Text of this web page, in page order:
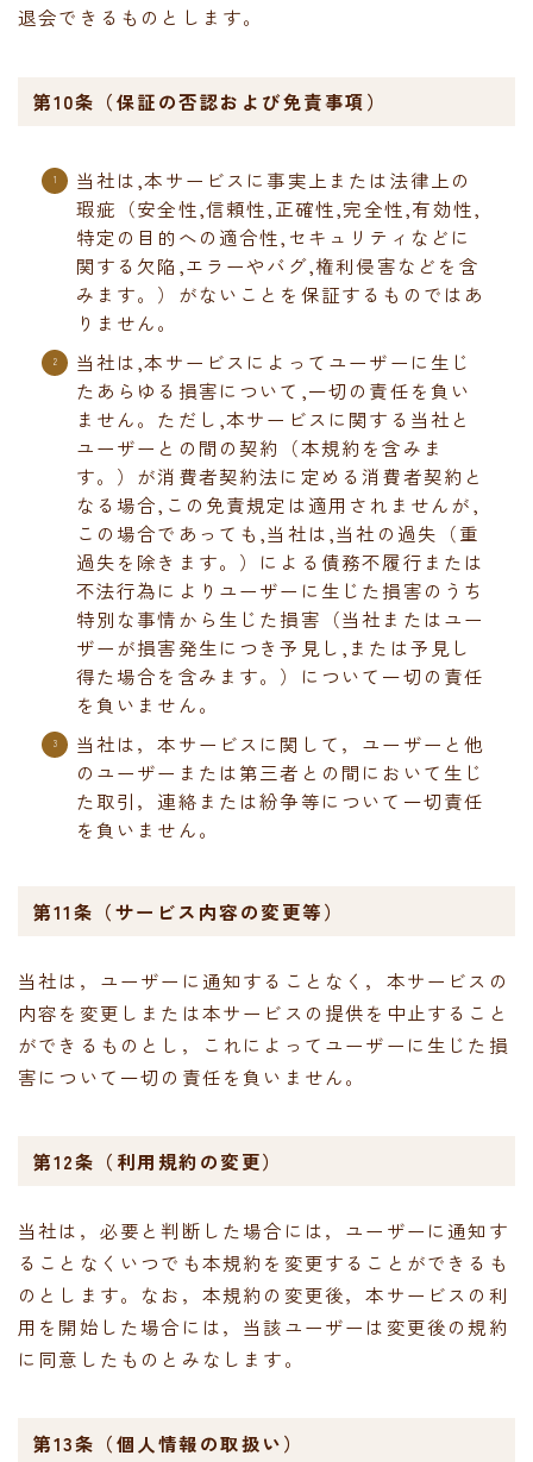
退会できるものとします。
第10条（保証の否認および免責事項）
当社は,本サービスに事実上または法律上の
瑕疵（安全性,信頼性,正確性,完全性,有効性,
特定の目的への適合性,セキュリティなどに
関する欠陥,エラーやバグ,権利侵害などを含
みます。）がないことを保証するものではあ
りません。
当社は,本サービスによってユーザーに生じ
たあらゆる損害について,一切の責任を負い
ません。ただし,本サービスに関する当社と
ユーザーとの間の契約（本規約を含みま
す。）が消費者契約法に定める消費者契約と
なる場合,この免責規定は適用されませんが,
この場合であっても,当社は,当社の過失（重
過失を除きます。）による債務不履行または
不法行為によりユーザーに生じた損害のうち
特別な事情から生じた損害（当社またはユー
ザーが損害発生につき予見し,または予見し
得た場合を含みます。）について一切の責任
を負いません。
当社は，本サービスに関して，ユーザーと他
のユーザーまたは第三者との間において生じ
た取引，連絡または紛争等について一切責任
を負いません。
第11条（サービス内容の変更等）
当社は，ユーザーに通知することなく，本サービスの
内容を変更しまたは本サービスの提供を中止すること
ができるものとし，これによってユーザーに生じた損
害について一切の責任を負いません。
第12条（利用規約の変更）
当社は，必要と判断した場合には，ユーザーに通知す
ることなくいつでも本規約を変更することができるも
のとします。なお，本規約の変更後，本サービスの利
用を開始した場合には，当該ユーザーは変更後の規約
に同意したものとみなします。
第13条（個人情報の取扱い）